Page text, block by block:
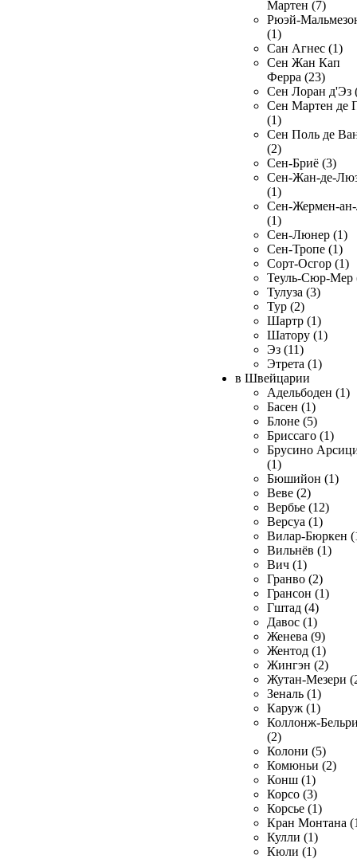
Мартен (7)
Рюэй-
(1)
Сан Агнес (1)
Сен Жан Кап
Ферра (23)
Сен Лоран д'Эз
Сен Мартен де
(1)
Сен Поль де
(2)
Сен-Бриё (3)
Сен-Жан-де-
(1)
Сен-Жермен-
(1)
Сен-Люнер (1)
Сен-Тропе (1)
Сорт-Осгор (1)
Теуль-Сюр-Мер
Тулуза (3)
Тур (2)
Шартр (1)
Шатору (1)
Эз (11)
Этрета (1)
в Швейцарии
Адельбоден (1)
Басен (1)
Блоне (5)
Бриссаго (1)
Брусино
(1)
Бюшийон (1)
Веве (2)
Вербье (12)
Версуа (1)
Вилар-Бюркен
Вильнёв (1)
Вич (1)
Гранво (2)
Грансон (1)
Гштад (4)
Давос (1)
Женева (9)
Жентод (1)
Жингэн (2)
Жутан-Мезери
Зеналь (1)
Каруж (1)
Коллонж-
(2)
Колони (5)
Комюньи (2)
Конш (1)
Корсо (3)
Корсье (1)
Кран Монтана
Кулли (1)
Кюли (1)